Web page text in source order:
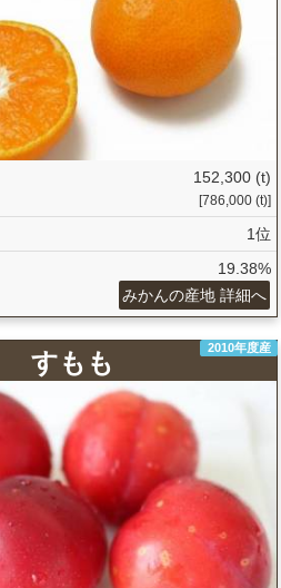
152,300 (t)
[786,000 (t)]
1位
19.38%
みかんの産地 詳細へ
2010年度産
すもも